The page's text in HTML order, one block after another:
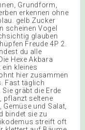
Grundform,
erkennen ohne
gelb Zucker
scheinen Vogel
glauben
Freude 4P 2.
du alle
Hexe Akbara
kleines
hier zusammen
Fast täglich
gräbt die Erde
pflanzt seltene
und Salat,
bindet sie zu
streift oft